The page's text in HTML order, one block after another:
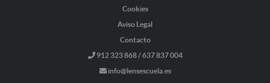
Cookies
Aviso Legal
Contacto
912 323 868 / 637 837 004
info@lensescuela.es